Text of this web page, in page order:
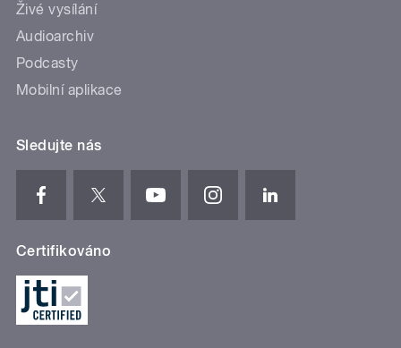
Živé vysílání
Audioarchiv
Podcasty
Mobilní aplikace
Sledujte nás
Certifikováno